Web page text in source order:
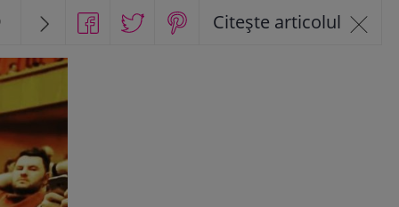
Citește articolul